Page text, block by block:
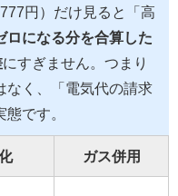
円）だけ見ると「高
ロになる分を合算した
にすぎません。つまり
なく、「電気代の請求
です。
ガス併用